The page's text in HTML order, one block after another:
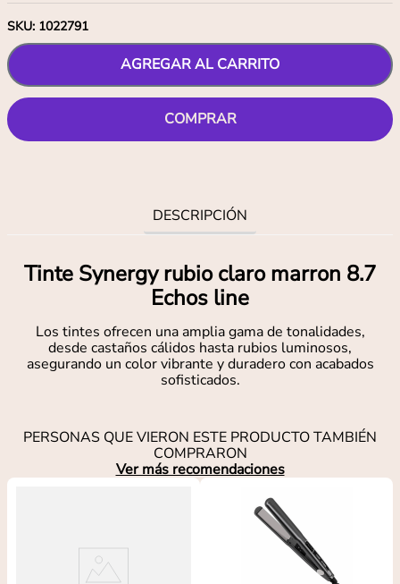
SKU: 1022791
AGREGAR AL CARRITO
COMPRAR
DESCRIPCIÓN
Tinte Synergy rubio claro marron 8.7
Echos line
Los tintes ofrecen una amplia gama de tonalidades,
desde castaños cálidos hasta rubios luminosos,
asegurando un color vibrante y duradero con acabados
sofisticados.
PERSONAS QUE VIERON ESTE PRODUCTO TAMBIÉN
COMPRARON
Ver más recomendaciones